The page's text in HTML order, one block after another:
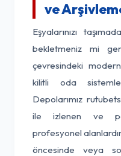
ve
Eşyalarınızı
bekletmeniz mi
çevresindeki
kilitli oda
Depolarımız
ile izlenen ve
profesyonel
öncesinde veya